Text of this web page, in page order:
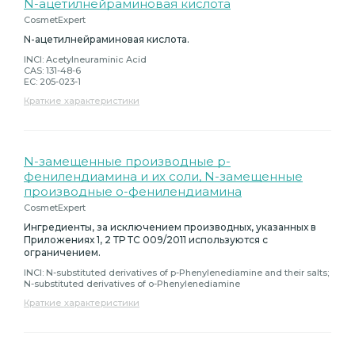
N-ацетилнейраминовая кислота
CosmetExpert
N-ацетилнейраминовая кислота.
INCI: Acetylneuraminic Acid
CAS: 131-48-6
EC: 205-023-1
Краткие характеристики
N-замещенные производные p-
фенилендиамина и их соли, N-замещенные
производные о-фенилендиамина
CosmetExpert
Ингредиенты, за исключением производных, указанных в
Приложениях 1, 2 ТР ТС 009/2011 используются с
ограничением.
INCI: N-substituted derivatives of p-Phenylenediamine and their salts;
N-substituted derivatives of o-Phenylenediamine
Краткие характеристики